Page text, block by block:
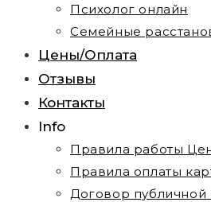
Психолог онлайн
Семейные
Цены/Оплата
Отзывы
Контакты
Info
Правила работы
Правила оплаты
Договор